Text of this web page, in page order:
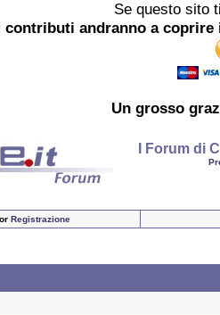
Se questo sito
contributi andranno a
Un grosso
I Forum di
Registrazione